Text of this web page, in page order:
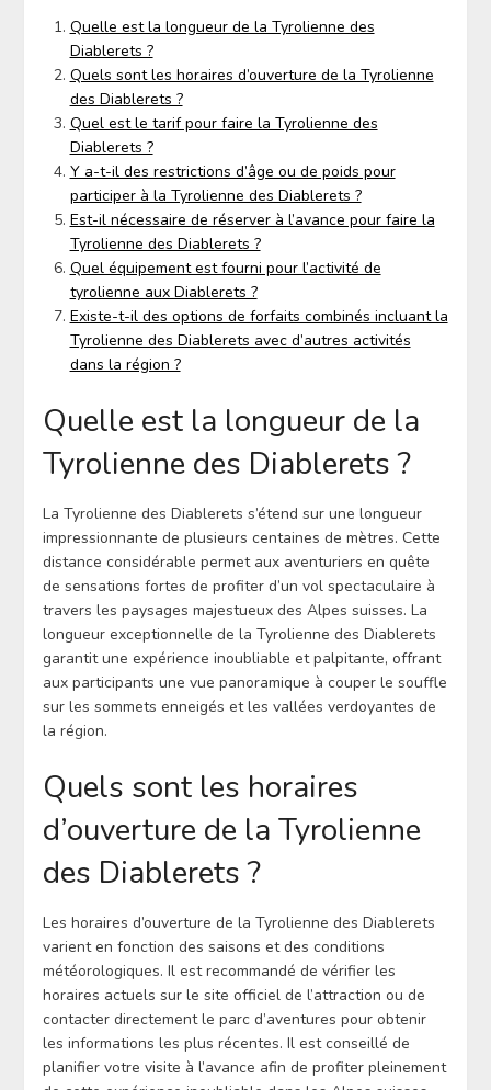
Quelle est la longueur de la Tyrolienne des
Diablerets ?
Quels sont les horaires d’ouverture de la Tyrolienne
des Diablerets ?
Quel est le tarif pour faire la Tyrolienne des
Diablerets ?
Y a-t-il des restrictions d’âge ou de poids pour
participer à la Tyrolienne des Diablerets ?
Est-il nécessaire de réserver à l’avance pour faire la
Tyrolienne des Diablerets ?
Quel équipement est fourni pour l’activité de
tyrolienne aux Diablerets ?
Existe-t-il des options de forfaits combinés incluant la
Tyrolienne des Diablerets avec d’autres activités
dans la région ?
Quelle est la longueur de la
Tyrolienne des Diablerets ?
La Tyrolienne des Diablerets s’étend sur une longueur
impressionnante de plusieurs centaines de mètres. Cette
distance considérable permet aux aventuriers en quête
de sensations fortes de profiter d’un vol spectaculaire à
travers les paysages majestueux des Alpes suisses. La
longueur exceptionnelle de la Tyrolienne des Diablerets
garantit une expérience inoubliable et palpitante, offrant
aux participants une vue panoramique à couper le souffle
sur les sommets enneigés et les vallées verdoyantes de
la région.
Quels sont les horaires
d’ouverture de la Tyrolienne
des Diablerets ?
Les horaires d’ouverture de la Tyrolienne des Diablerets
varient en fonction des saisons et des conditions
météorologiques. Il est recommandé de vérifier les
horaires actuels sur le site officiel de l’attraction ou de
contacter directement le parc d’aventures pour obtenir
les informations les plus récentes. Il est conseillé de
planifier votre visite à l’avance afin de profiter pleinement